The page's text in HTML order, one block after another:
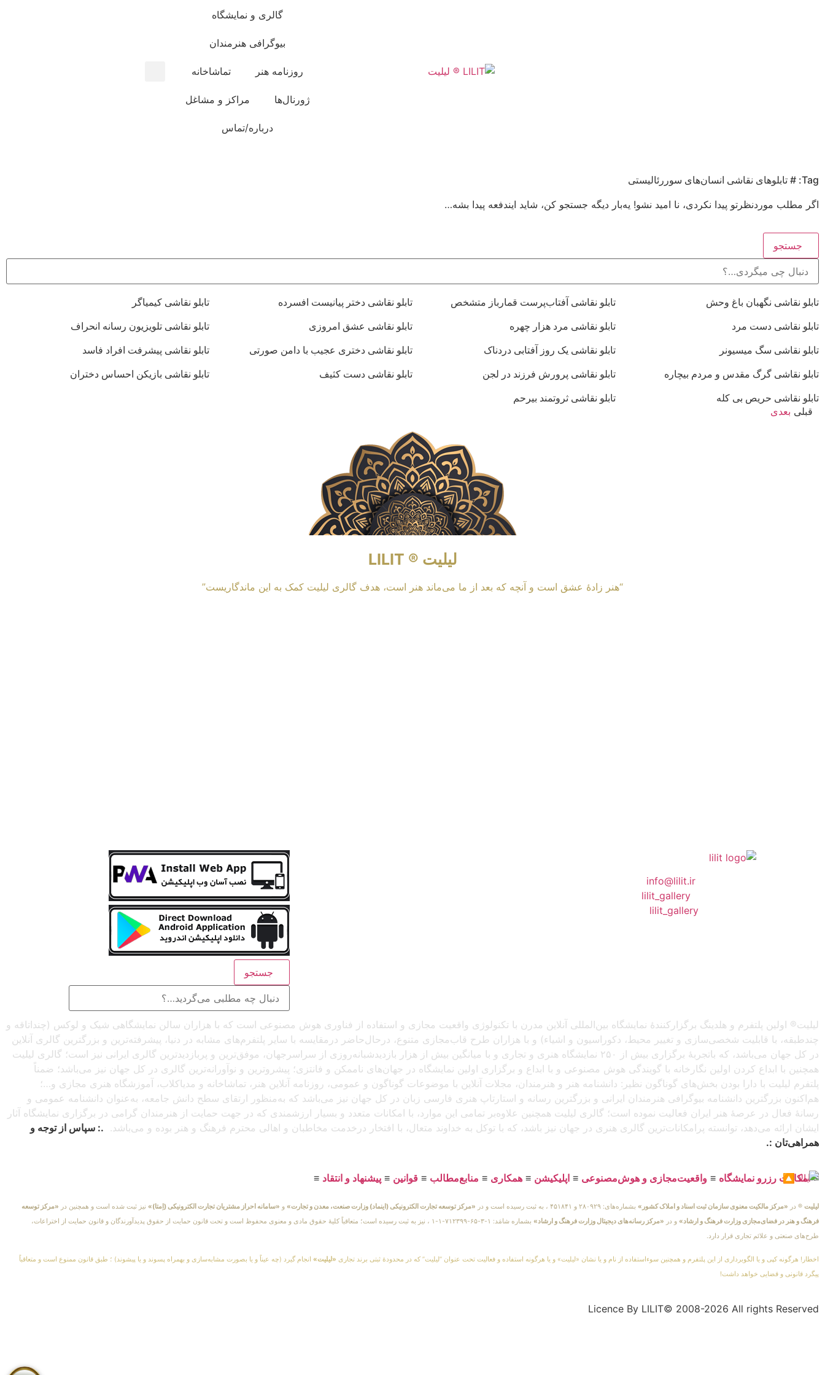
گالری و نمایشگاه
بیوگرافی هنرمندان
روزنامه هنر تماشاخانه
ژورنال‌ها مراکز و مشاغل
درباره/تماس
Tag: # تابلوهای نقاشی انسان‌های سوررئالیستی
اگر مطلب موردنظرتو پیدا نکردی، نا امید نشو! یه‌بار دیگه جستجو کن، شاید ایندفعه پیدا بشه…
جستجو
تابلو نقاشی نگهبان باغ وحش تابلو نقاشی آفتاب‌پرست قمارباز متشخص تابلو نقاشی دختر پیانیست افسرده
تابلو نقاشی کیمیاگر
تابلو نقاشی دست مرد
تابلو نقاشی مرد هزار چهره تابلو نقاشی عشق امروزی
تابلو نقاشی تلویزیون رسانه انحراف
تابلو نقاشی سگ میسیونر
تابلو نقاشی یک روز آفتابی دردناک تابلو نقاشی دختری عجیب با دامن صورتی
تابلو نقاشی پیشرفت افراد فاسد
تابلو نقاشی گرگ مقدس و مردم بیچاره
تابلو نقاشی پرورش فرزند در لجن تابلو نقاشی دست کثیف
تابلو نقاشی بازیکن احساس دختران
تابلو نقاشی حریص بی کله
تابلو نقاشی ثروتمند بیرحم
قبلی بعدی
لیلیت ® LILIT
“هنر زادهٔ عشق است و آنچه که بعد از ما می‌ماند هنر است، هدف گالری لیلیت کمک به این ماندگاریست”
info@lilit.ir
lilit_gallery
lilit_gallery
جستجو
لیلیت® اولین پلتفرم و هلدینگ برگزارکنندهٔ نمایشگاه بین‌المللی آنلاین مدرن با تکنولوژی واقعیت مجازی و استفاده از فناوری هوش مصنوعی است که با هزاران سالن نمایشگاهی شیک و لوکس (چنداتاقه و
چندطبقه، با قابلیت شخصی‌سازی و تغییر محیط، دکوراسیون و اشیاء) و با هزاران طرح قاب‌مجازی متنوع، درحال‌حاضر درمقایسه با سایر پلتفرم‌های مشابه در دنیا، پیشرفته‌ترین و بزرگترین گالری آنلاین
در کل جهان می‌باشد، که باتجربهٔ برگزاری بیش از ۲۵۰ نمایشگاه هنری و تجاری و با میانگین بیش از هزار بازدیدشبانه‌روزی از سراسرجهان، موفق‌ترین و پربازدیدترین گالری ایرانی نیز است؛ گالری لیلیت
همچنین با ابداع کردن اولین نگارخانه با گویندگی هوش مصنوعی و با ابداع و برگزاری اولین نمایشگاه در جهان‌های ناممکن و فانتزی؛ پیشروترین و نوآورانه‌ترین گالری در کل جهان نیز می‌باشد؛ ضمناً
پلتفرم لیلیت با دارا بودن بخش‌های گوناگون نظیر: دانشنامه هنر و هنرمندان، مجلات آنلاین با موضوعات گوناگون و عمومی، روزنامه آنلاین هنر، تماشاخانه و مدیاکلاب، آموزشگاه هنری مجازی و…؛
هم‌اکنون بزرگترین دانشنامه بیوگرافی هنرمندان ایرانی و بزرگترین رسانه و استارتاپ هنری فارسی زبان در کل جهان نیز می‌باشد که به‌منظور ارتقای سطح دانش جامعه، به‌عنوان دانشنامه عمومی و
رسانهٔ فعال در عرصهٔ هنر ایران فعالیت نموده است؛ گالری لیلیت همچنین علاوه‌بر تمامی این موارد، با امکانات متعدد و بسیار ارزشمندی که در جهت حمایت از هنرمندان گرامی در برگزاری نمایشگاه آثار
ایشان ارائه می‌دهد، توانسته پرامکانات‌ترین گالری هنری در جهان نیز باشد، که با توکل به خداوند متعال، با افتخار درخدمت مخاطبان و اهالی محترم فرهنگ و هنر بوده و می‌باشد. .: سپاس از توجه و
همراهی‌تان :.
≡امکانات رزرو نمایشگاه ≡ واقعیت‌مجازی و هوش‌مصنوعی ≡ اپلیکیشن ≡ همکاری ≡ منابع‌مطالب ≡ قوانین ≡ پیشنهاد و انتقاد ≡
لیلیت ® در «مرکز مالکیت معنوی سازمان ثبت اسناد و املاک کشور» بشماره‌های: ۲۸۰۹۲۹ و ۴۵۱۸۴۱ ، به ثبت رسیده است و در «مرکز توسعه تجارت الکترونیکی (اینماد) وزارت صنعت، معدن و تجارت» و «سامانه احراز مشتریان تجارت الکترونیکی (اِمتا)» نیز ثبت شده است و همچنین در «مرکز توسعه
فرهنگ و هنر در فضای‌مجازی وزارت فرهنگ و ارشاد» و در «مرکز رسانه‌های دیجیتال وزارت فرهنگ و ارشاد»
بشماره شامَد: ۱-۳-۶۵-۷۱۲۳۹۹-۱-۱ ، نیز به ثبت رسیده است؛ متعاقباً کلیهٔ حقوق مادی و معنوی محفوظ است و تحت قانون حمایت از حقوق پدیدآورندگان و قانون حمایت از اختراعات،
طرح‌های صنعتی و علائم تجاری قرار دارد.
اخطار! هرگونه کپی و یا الگوبرداری از این پلتفرم و همچنین سوءاستفاده از نام و یا نشان «لیلیت» و یا هرگونه استفاده و فعالیت تحت عنوان “لیلیت” که در محدودهٔ ثبتی برند تجاری «لیلیت» انجام گیرد (چه عیناً و یا بصورت مشابه‌سازی و بهمراه پسوند و یا پیشوند) ؛ طبق قانون ممنوع است و متعاقباً
پیگرد قانونی و قضایی خواهد داشت!
Licence By LILIT© 2008-2026 All rights Reserved